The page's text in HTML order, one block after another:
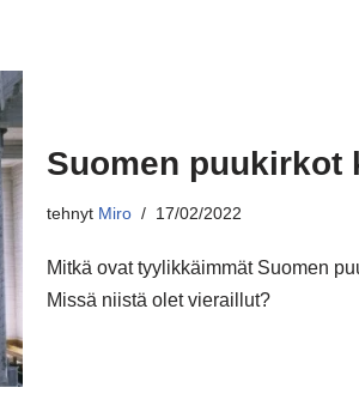
Suomen puukirkot
tehnyt Miro 17/02/2022
Mitkä ovat tyylikkäimmät Suomen
Missä niistä olet vieraillut?